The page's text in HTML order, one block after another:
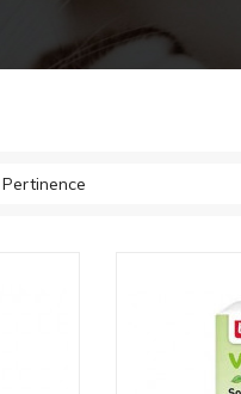
Pertinence